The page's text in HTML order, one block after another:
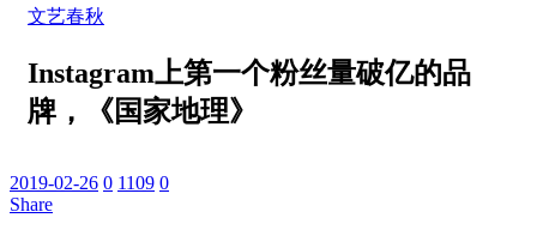
文艺春秋
Instagram上第一个粉丝量破亿的品
牌，《国家地理》
2019-02-26 0 1109 0
Share